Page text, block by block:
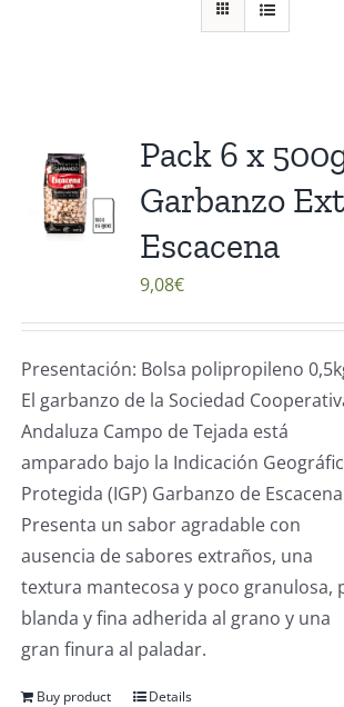
Pack 6 x
Garbanzo
Escacena
9,08€
Presentación: Bolsa polipropileno
El garbanzo de la Sociedad
Andaluza Campo de Tejada está
amparado bajo la Indicación
Protegida (IGP) Garbanzo de
Presenta un sabor agradable con
ausencia de sabores extraños, una
textura mantecosa y poco granulosa,
blanda y fina adherida al grano y una
gran finura al paladar.
Buy product Details